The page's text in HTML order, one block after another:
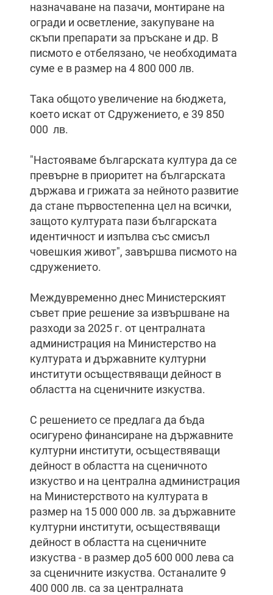
назначаване на пазачи, монтиране на
огради и осветление, закупуване на
скъпи препарати за пръскане и др. В
писмото е отбелязано, че необходимата
суме е в размер на 4 800 000 лв.
Така общото увеличение на бюджета,
което искат от Сдружението, е 39 850
000 лв.
"Настояваме българската култура да се
превърне в приоритет на българската
държава и грижата за нейното развитие
да стане първостепенна цел на всички,
защото културата пази българската
идентичност и изпълва със смисъл
човешкия живот", завършва писмото на
сдружението.
Междувременно днес Министерският
съвет прие решение за извършване на
разходи за 2025 г. от централната
администрация на Министерство на
културата и държавните културни
институти осъществяващи дейност в
областта на сценичните изкуства.
С решението се предлага да бъда
осигурено финансиране на държавните
културни институти, осъществяващи
дейност в областта на сценичното
изкуство и на централна администрация
на Министерството на културата в
размер на 15 000 000 лв. за държавните
културни институти, осъществяващи
дейност в областта на сценичните
изкуства - в размер до5 600 000 лева са
за сценичните изкуства. Останалите 9
400 000 лв. са за централната